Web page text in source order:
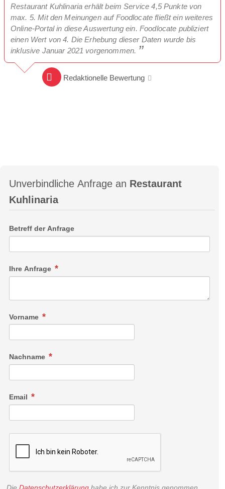
Restaurant Kuhlinaria erhält beim Service 4,5 Punkte von
max. 5. Mit den Meinungen auf Foodlocate fließt ein weiteres
Online-Portal in diese Auswertung ein. Foodlocate publiziert
einen Wert von 4. Die Erhebung dieser Daten wurde bis
inklusive Januar 2021 vorgenommen.
Redaktionelle Bewertung
Unverbindliche Anfrage an Restaurant
Kuhlinaria
Betreff der Anfrage
Ihre Anfrage
Vorname
Nachname
Email